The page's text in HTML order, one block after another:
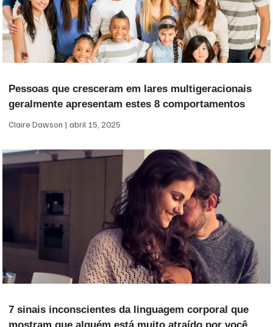
Pessoas que cresceram em lares multigeracionais
geralmente apresentam estes 8 comportamentos
Claire Dawson abril 15, 2025
7 sinais inconscientes da linguagem corporal que
mostram que alguém está muito atraído por você,